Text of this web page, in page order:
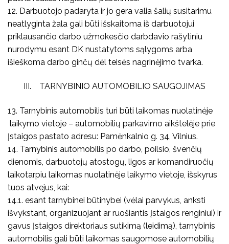
12. Darbuotojo padaryta ir jo gera valia šalių susitarimu
neatlyginta žala gali būti išskaitoma iš darbuotojui
priklausančio darbo užmokesčio darbdavio rašytiniu
nurodymu esant DK nustatytoms sąlygoms arba
išieškoma darbo ginčų dėl teisės nagrinėjimo tvarka.
III. TARNYBINIO AUTOMOBILIO SAUGOJIMAS
13. Tarnybinis automobilis turi būti laikomas nuolatinėje
laikymo vietoje – automobilių parkavimo aikštelėje prie
Įstaigos pastato adresu: Pamėnkalnio g. 34, Vilnius.
14. Tarnybinis automobilis po darbo, poilsio, švenčių
dienomis, darbuotojų atostogų, ligos ar komandiruočių
laikotarpiu laikomas nuolatinėje laikymo vietoje, išskyrus
tuos atvejus, kai:
14.1. esant tarnybinei būtinybei (vėlai parvykus, anksti
išvykstant, organizuojant ar ruošiantis Įstaigos renginiui) ir
gavus Įstaigos direktoriaus sutikimą (leidimą), tarnybinis
automobilis gali būti laikomas saugomose automobilių